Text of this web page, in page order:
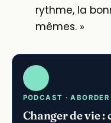
rythme, la
mêmes. »
PODCAST ·
Changer de vie :